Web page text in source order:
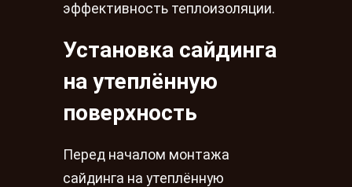
эффективность теплоизоляции.
Установка сайдинга
на утеплённую
поверхность
Перед началом монтажа
сайдинга на утеплённую